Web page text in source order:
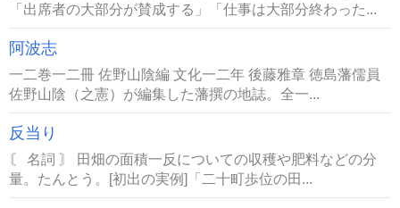
「出席者の大部分が賛成する」「仕事は大部分終わった...
阿波志
一二巻一二冊 佐野山陰編 文化一二年 後藤雅章 徳島藩儒員
佐野山陰（之憲）が編集した藩撰の地誌。全一...
反当り
〘 名詞 〙 田畑の面積一反についての収穫や肥料などの分
量。たんとう。[初出の実例]「二十町歩位の田...